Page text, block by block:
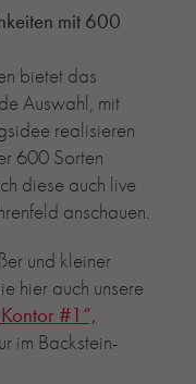
mit 600
bietet das
Auswahl, mit
realisieren
600 Sorten
diese auch live
anschauen.
und kleiner
hier auch unsere
#1“,
im Backstein-